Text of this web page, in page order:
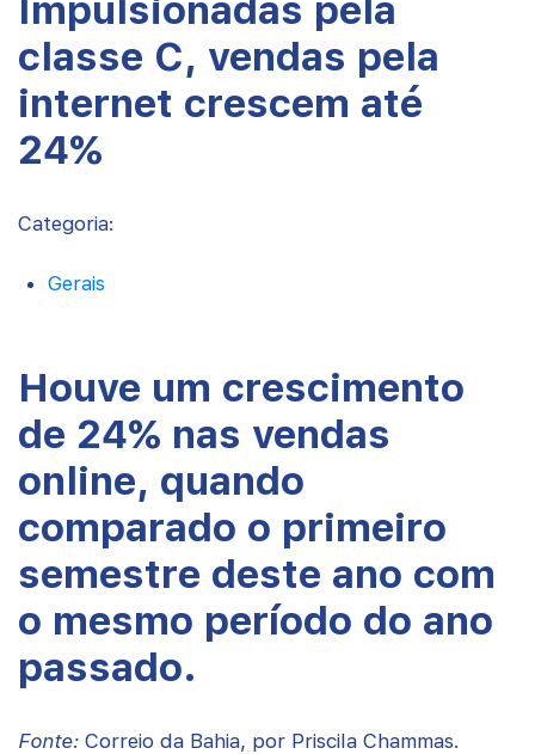
Impulsionadas pela
classe C, vendas pela
internet crescem até
24%
Categoria:
Gerais
Houve um crescimento
de 24% nas vendas
online, quando
comparado o primeiro
semestre deste ano com
o mesmo período do ano
passado.
Fonte: Correio da Bahia, por Priscila Chammas.